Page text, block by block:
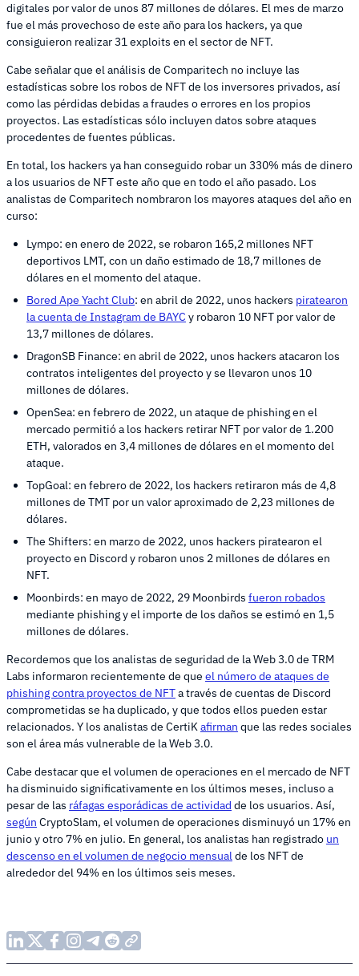
digitales por valor de unos 87 millones de dólares. El mes de marzo
fue el más provechoso de este año para los hackers, ya que
consiguieron realizar 31 exploits en el sector de NFT.
Cabe señalar que el análisis de Comparitech no incluye las
estadísticas sobre los robos de NFT de los inversores privados, así
como las pérdidas debidas a fraudes o errores en los propios
proyectos. Las estadísticas sólo incluyen datos sobre ataques
procedentes de fuentes públicas.
En total, los hackers ya han conseguido robar un 330% más de dinero
a los usuarios de NFT este año que en todo el año pasado. Los
analistas de Comparitech nombraron los mayores ataques del año en
curso:
Lympo: en enero de 2022, se robaron 165,2 millones NFT
deportivos LMT, con un daño estimado de 18,7 millones de
dólares en el momento del ataque.
Bored Ape Yacht Club: en abril de 2022, unos hackers piratearon
la cuenta de Instagram de BAYC y robaron 10 NFT por valor de
13,7 millones de dólares.
DragonSB Finance: en abril de 2022, unos hackers atacaron los
contratos inteligentes del proyecto y se llevaron unos 10
millones de dólares.
OpenSea: en febrero de 2022, un ataque de phishing en el
mercado permitió a los hackers retirar NFT por valor de 1.200
ETH, valorados en 3,4 millones de dólares en el momento del
ataque.
TopGoal: en febrero de 2022, los hackers retiraron más de 4,8
millones de TMT por un valor aproximado de 2,23 millones de
dólares.
The Shifters: en marzo de 2022, unos hackers piratearon el
proyecto en Discord y robaron unos 2 millones de dólares en
NFT.
Moonbirds: en mayo de 2022, 29 Moonbirds fueron robados
mediante phishing y el importe de los daños se estimó en 1,5
millones de dólares.
Recordemos que los analistas de seguridad de la Web 3.0 de TRM
Labs informaron recientemente de que el número de ataques de
phishing contra proyectos de NFTa través de cuentas de Discord
comprometidas se ha duplicado, y que todos ellos pueden estar
relacionados. Y los analistas de CertiKafirman que las redes sociales
son el área más vulnerable de la Web 3.0.
Cabe destacar que el volumen de operaciones en el mercado de NFT
ha disminuido significativamente en los últimos meses, incluso a
pesar de las ráfagas esporádicas de actividad de los usuarios. Así,
según CryptoSlam, el volumen de operaciones disminuyó un 17% en
junio y otro 7% en julio. En general, los analistas han registrado un
descenso en el volumen de negocio mensualde los NFT de
alrededor del 94% en los últimos seis meses.